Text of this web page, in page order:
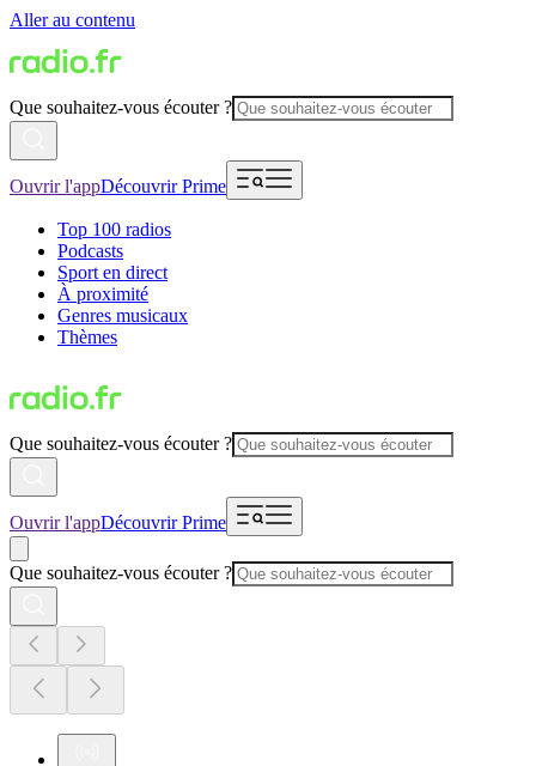
Aller au contenu
Que souhaitez-vous écouter ?
Ouvrir l'appDécouvrir Prime
Top 100 radios
Podcasts
Sport en direct
À proximité
Genres musicaux
Thèmes
Que souhaitez-vous écouter ?
Ouvrir l'appDécouvrir Prime
Que souhaitez-vous écouter ?